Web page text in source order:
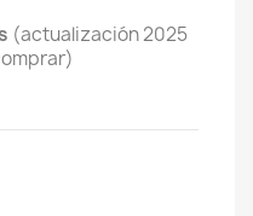
(actualización 2025